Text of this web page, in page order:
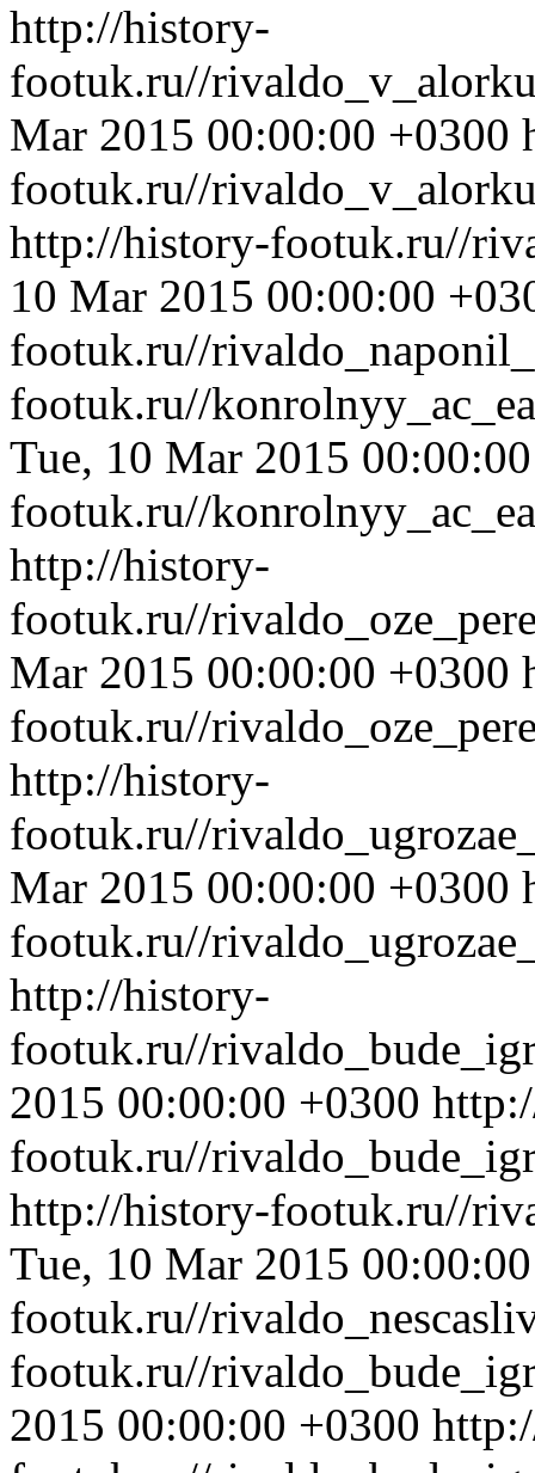
http://history-
footuk.ru//
Mar 2015 00:00:00 +0300
footuk.ru//
http://history-footuk.ru//
10 Mar 2015 00:00:00
footuk.ru//
footuk.ru//
Tue, 10 Mar 2015
footuk.ru//
http://history-
footuk.ru//
Mar 2015 00:00:00 +0300
footuk.ru//
http://history-
footuk.ru//
Mar 2015 00:00:00 +0300
footuk.ru//
http://history-
footuk.ru//
2015 00:00:00 +0300
footuk.ru//
http://history-footuk.ru//
Tue, 10 Mar 2015
footuk.ru//
footuk.ru//
2015 00:00:00 +0300